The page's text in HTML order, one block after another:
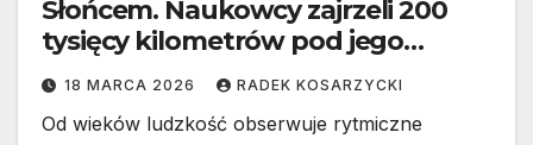
Słońcem. Naukowcy zajrzeli 200
tysięcy kilometrów pod jego
powierzchnię
18 MARCA 2026 RADEK KOSARZYCKI
Od wieków ludzkość obserwuje rytmiczne